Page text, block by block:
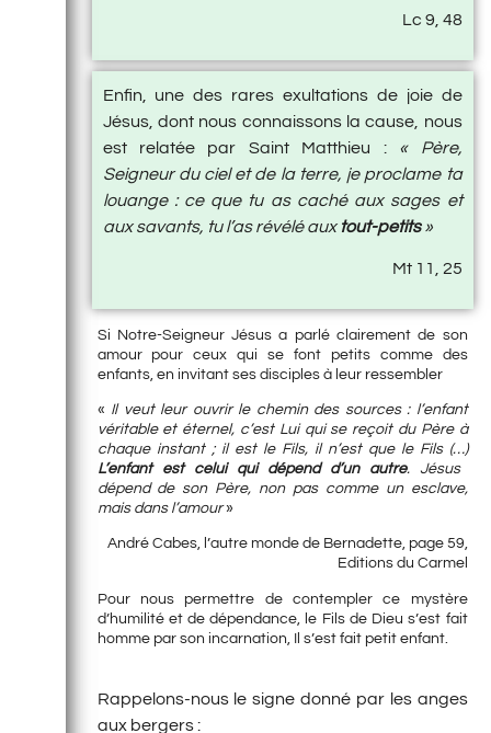
Lc 9, 48
Enfin, une des rares exultations de joie de
Jésus, dont nous connaissons la cause, nous
est relatée par Saint Matthieu :« Père,
Seigneur du ciel et de la terre, je proclame ta
louange : ce que tu as caché aux sages et
aux savants, tu l’as révélé auxtout-petits»
Mt 11, 25
Si Notre-Seigneur Jésus a parlé clairement de son
amour pour ceux qui se font petits comme des
enfants, en invitant ses disciples à leur ressembler
« Il veut leur ouvrir le chemin des sources : l’enfant
véritable et éternel, c’est Lui qui se reçoit du Père à
chaque instant ; il est le Fils, il n’est que le Fils (…)
L’enfant est celui qui dépend d’un autre. Jésus
dépend de son Père, non pas comme un esclave,
mais dans l’amour»
André Cabes, l’autre monde de Bernadette, page 59,
Editions du Carmel
Pour nous permettre de contempler ce mystère
d’humilité et de dépendance, le Fils de Dieu s’est fait
homme par son incarnation, Il s’est fait petit enfant.
Rappelons-nous le signe donné par les anges
aux bergers :